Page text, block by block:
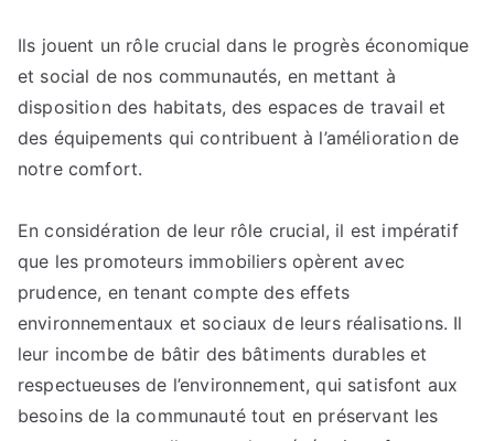
Ils jouent un rôle crucial dans le progrès économique
et social de nos communautés, en mettant à
disposition des habitats, des espaces de travail et
des équipements qui contribuent à l’amélioration de
notre comfort.
En considération de leur rôle crucial, il est impératif
que les promoteurs immobiliers opèrent avec
prudence, en tenant compte des effets
environnementaux et sociaux de leurs réalisations. Il
leur incombe de bâtir des bâtiments durables et
respectueuses de l’environnement, qui satisfont aux
besoins de la communauté tout en préservant les